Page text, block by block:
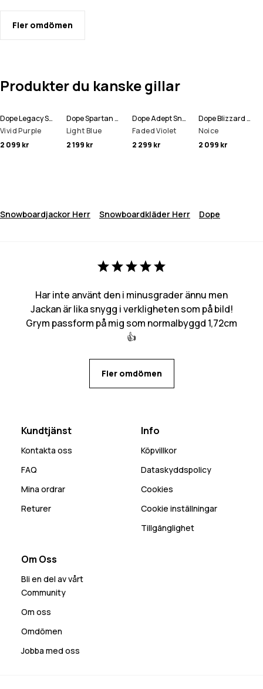
Fler omdömen
Produkter du kanske gillar
Dope Legacy Snowboardjacka Man
Vivid Purple
2 099 kr
Dope Spartan Snowboardjacka Man
Light Blue
2 199 kr
Dope Adept Snowboardjacka Man
Faded Violet
2 299 kr
Dope Blizzard Snowboardjacka Man
Noice
2 099 kr
Snowboardjackor Herr Snowboardkläder Herr Dope
Har inte använt den i minusgrader ännu men
Jackan är lika snygg i verkligheten som på bild!
Grym passform på mig som normalbyggd 1,72cm
👍
Fler omdömen
Kundtjänst
Kontakta oss
FAQ
Mina ordrar
Returer
Info
Köpvillkor
Dataskyddspolicy
Cookies
Cookie inställningar
Tillgänglighet
Om Oss
Bli en del av vårt
Community
Om oss
Omdömen
Jobba med oss